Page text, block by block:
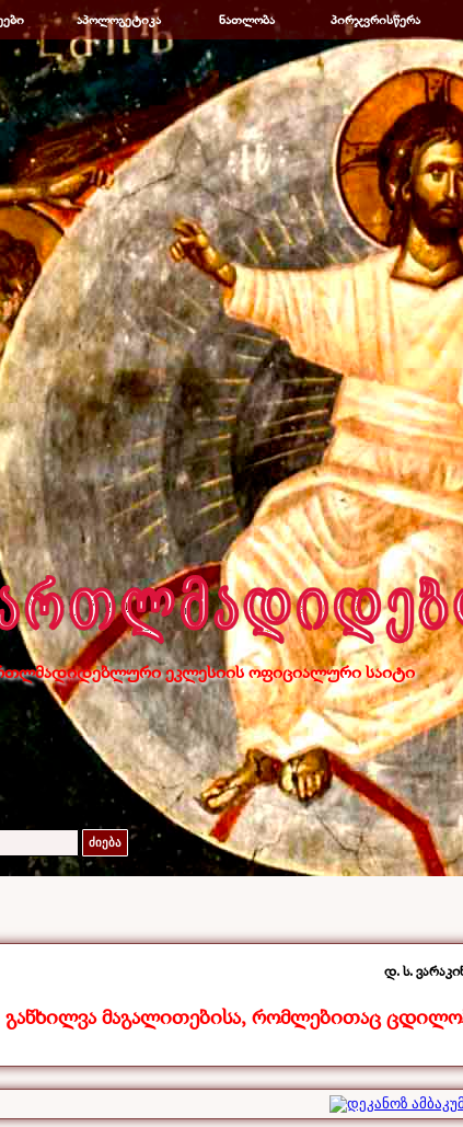
▼
აპოლოგეტიკა ▼
ნათლობა ▼
პირჯვრისწერა
ეკლესიის ოფიციალური საიტი
ძიება
დ. ს.
განხილვა მაგალითებისა, რომლებითაც